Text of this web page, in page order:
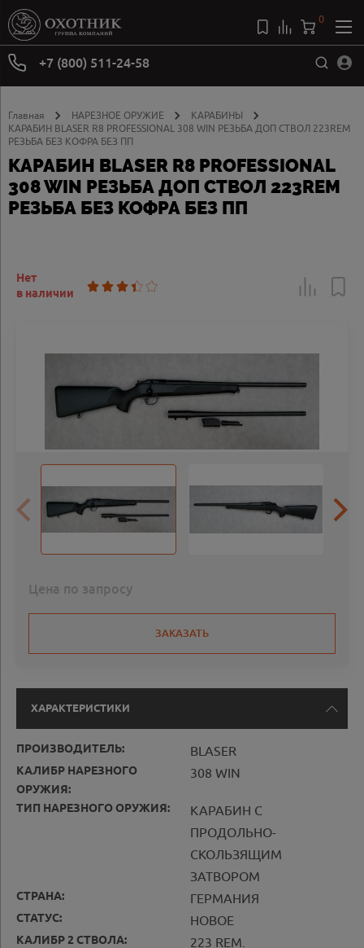
+7 (800) 511-24-58
0
Главная НАРЕЗНОЕ ОРУЖИЕ
КАРАБИНЫ
КАРАБИН BLASER R8 PROFESSIONAL 308 WIN РЕЗЬБА ДОП СТВОЛ 223REM
РЕЗЬБА БЕЗ КОФРА БЕЗ ПП
КАРАБИН BLASER R8 PROFESSIONAL
308 WIN РЕЗЬБА ДОП СТВОЛ 223REM
РЕЗЬБА БЕЗ КОФРА БЕЗ ПП
Нет
в наличии
Цена по запросу
ЗАКАЗАТЬ
ХАРАКТЕРИСТИКИ
ПРОИЗВОДИТЕЛЬ: BLASER
КАЛИБР НАРЕЗНОГО
ОРУЖИЯ:
308 WIN
ТИП НАРЕЗНОГО ОРУЖИЯ:
КАРАБИН С
ПРОДОЛЬНО-
СКОЛЬЗЯЩИМ
ЗАТВОРОМ
СТРАНА: ГЕРМАНИЯ
СТАТУС: НОВОЕ
КАЛИБР 2 СТВОЛА: 223 REM.